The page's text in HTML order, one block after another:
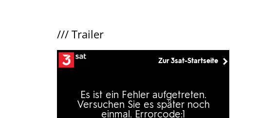
/// Trailer